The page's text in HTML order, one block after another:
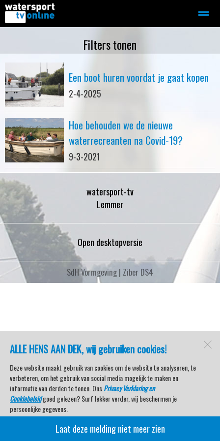
Motorboot-sloep Adverteren
Home Contact Bellen Zoeken
ALLE HENS AAN DEK, wij gebruiken cookies!
Deze website maakt gebruik van cookies om de website te analyseren, te
verbeteren, om het gebruik van social media mogelijk te maken en
informatie van derden te tonen. OnsPrivacy Verklaring en
Cookiebeleidgoed gelezen? Surf lekker verder, wij beschermen je
persoonlijke gegevens.
Veel kijkplezier met Watersport TV Beleving & Nieuws!
Laat deze melding niet meer zien
Filters tonen
Een boot huren voordat je gaat kopen
2-4-2025
Hoe behouden we de nieuwe
waterrecreanten na Covid-19?
9-3-2021
watersport-tv
Lemmer
Open desktopversie
SdH Vormgeving | Ziber DS4